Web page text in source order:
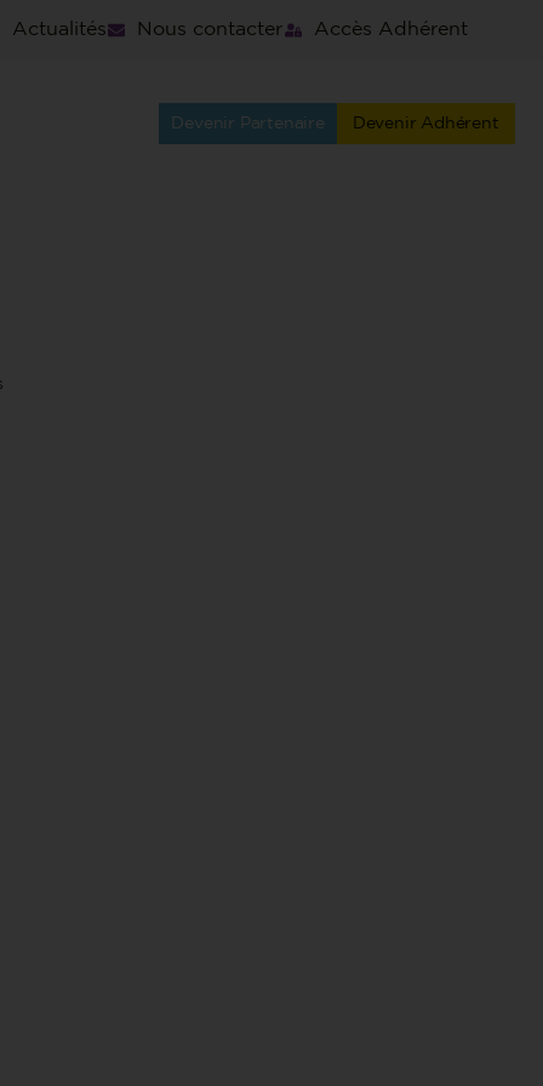
Actualités Nous contacter Accès Adhérent
Devenir Partenaire Devenir Adhérent